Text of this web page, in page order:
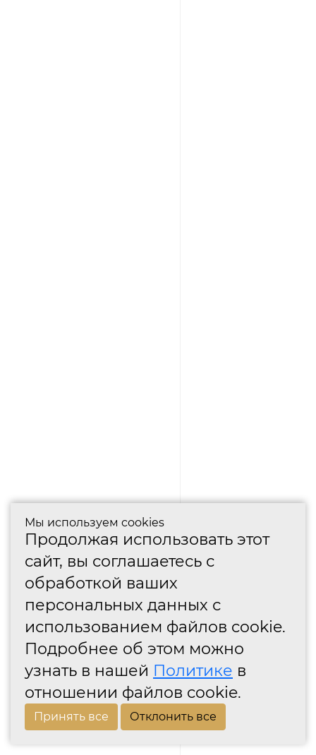
Мы используем cookies
Продолжая использовать этот
сайт, вы соглашаетесь с
обработкой ваших
персональных данных с
использованием файлов cookie.
Подробнее об этом можно
узнать в нашей Политике в
отношении файлов cookie.
Принять все Отклонить все